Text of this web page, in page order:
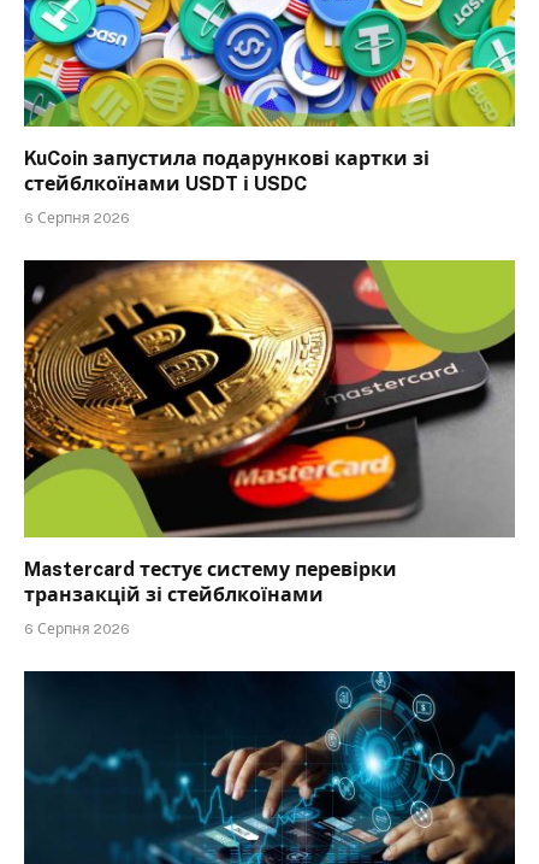
KuCoin запустила подарункові картки зі
стейблкоїнами USDT і USDC
6 Серпня 2026
Mastercard тестує систему перевірки
транзакцій зі стейблкоїнами
6 Серпня 2026